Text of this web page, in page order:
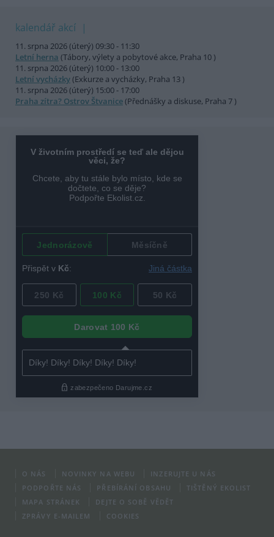
kalendář akcí
11. srpna 2026 (úterý) 09:30 - 11:30
Letní herna (Tábory, výlety a pobytové akce, Praha 10 )
11. srpna 2026 (úterý) 10:00 - 13:00
Letní vycházky(Exkurze a vycházky, Praha 13 )
11. srpna 2026 (úterý) 15:00 - 17:00
Praha zítra? Ostrov Štvanice(Přednášky a diskuse, Praha 7 )
O NÁS NOVINKY NA WEBU
INZERUJTE U NÁS
PODPOŘTE NÁS
PŘEBÍRÁNÍ OBSAHU
TIŠTĚNÝ EKOLIST
MAPA STRÁNEK
DEJTE O SOBĚ VĚDĚT
ZPRÁVY E-MAILEM
COOKIES